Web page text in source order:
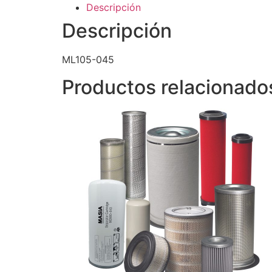
Descripción
Descripción
ML105-045
Productos